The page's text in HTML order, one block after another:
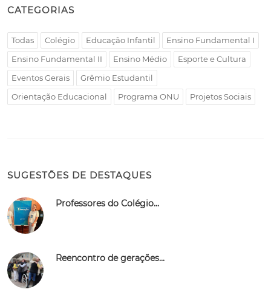
CATEGORIAS
Todas Colégio Educação Infantil
Ensino Fundamental I
Ensino Fundamental II
Ensino Médio
Esporte e Cultura
Eventos Gerais
Grêmio Estudantil
Orientação Educacional
Programa ONU Projetos Sociais
SUGESTÕES DE DESTAQUES
Professores do Colégio...
Reencontro de gerações...